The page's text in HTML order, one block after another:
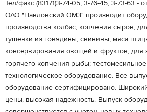
Тел/факс (83171)3-74-05, 3-76-45, 3-73-63 -
ОАО "Павловский ОМЗ" производит
производства колбас, копчения сыров;
тушенки из говядины, свинины, мяса
консервирования овощей и фруктов; для
горячего копчения рыбы;
технологическое оборудование. Все
оборудование сертифицировано.
цены, высокая надежность. Выпуск